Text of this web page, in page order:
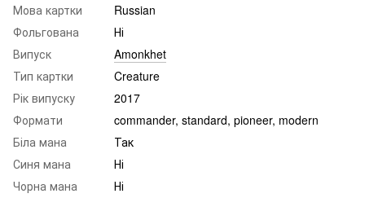
Мова картки
Russian
Фольгована
Ні
Випуск
Amonkhet
Тип картки
Creature
Рік випуску
2017
Формати
commander, standard, pioneer, modern
Біла мана
Так
Синя мана
Ні
Чорна мана
Ні